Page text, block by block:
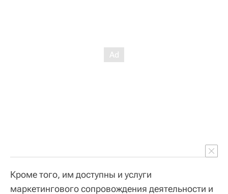
Кроме того, им доступны и услуги
маркетингового сопровождения деятельности и